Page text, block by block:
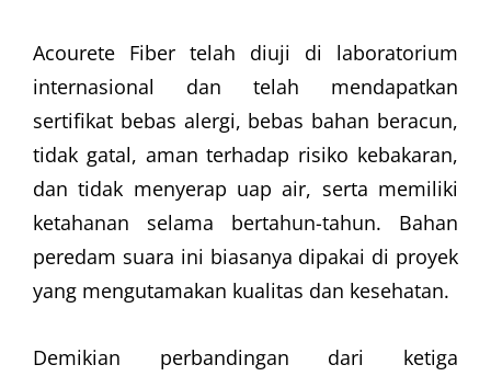
Acourete Fiber telah diuji di laboratorium
internasional dan telah mendapatkan
sertifikat bebas alergi, bebas bahan beracun,
tidak gatal, aman terhadap risiko kebakaran,
dan tidak menyerap uap air, serta memiliki
ketahanan selama bertahun-tahun. Bahan
peredam suara ini biasanya dipakai di proyek
yang mengutamakan kualitas dan kesehatan.
Demikian perbandingan dari ketiga